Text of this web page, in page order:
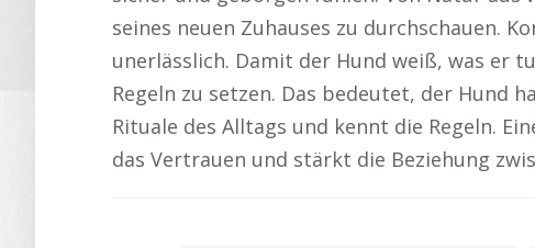
seines neuen Zuhauses zu durchschauen.
unerlässlich. Damit der Hund weiß, was er
Regeln zu setzen. Das bedeutet, der Hund
Rituale des Alltags und kennt die Regeln.
das Vertrauen und stärkt die Beziehung